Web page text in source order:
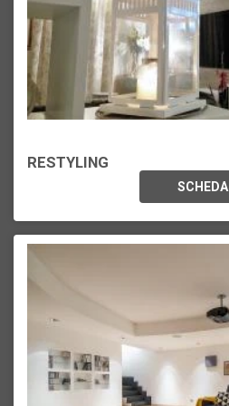
RESTYLING
SCHEDA